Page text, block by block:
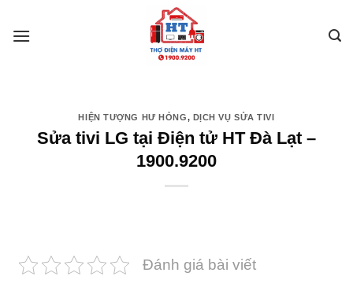
HIỆN TƯỢNG HƯ HỎNG, DỊCH VỤ SỬA TIVI
Sửa tivi LG tại Điện tử HT Đà Lạt –
1900.9200
Đánh giá bài viết